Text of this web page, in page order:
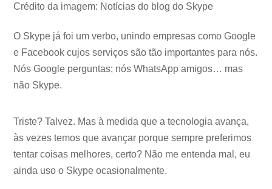
Crédito da imagem: Notícias do blog do Skype
O Skype já foi um verbo, unindo empresas como Google
e Facebook cujos serviços são tão importantes para nós.
Nós Google perguntas; nós WhatsApp amigos… mas
não Skype.
Triste? Talvez. Mas à medida que a tecnologia avança,
às vezes temos que avançar porque sempre preferimos
tentar coisas melhores, certo? Não me entenda mal, eu
ainda uso o Skype ocasionalmente.